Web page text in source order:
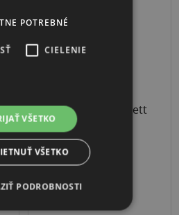
Pedalo Federbrett
3-4 týždne
POTREBNÉ
CIELENIE
VŠETKO
VŠETKO
PODROBNOSTI